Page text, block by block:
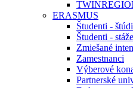
ERASMUS
Študenti -
Študenti - stáže
Zmiešané
Zamestnanci
Výberové
Partnerské